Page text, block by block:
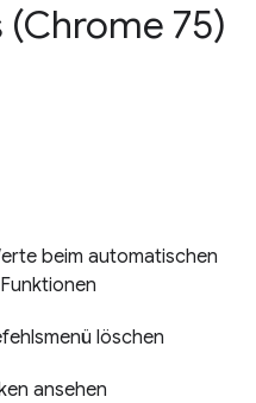
75)
beim automatischen
löschen
ansehen